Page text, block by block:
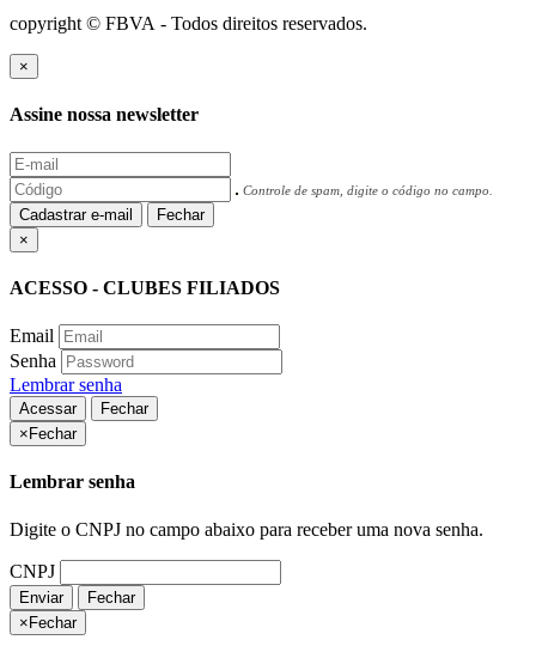
copyright © FBVA - Todos direitos reservados.
×
Assine nossa newsletter
Controle de spam, digite o código no campo.
Cadastrar e-mail
Fechar
×
ACESSO - CLUBES FILIADOS
Email
Senha
Lembrar senha
Acessar
Fechar
× Fechar
Lembrar senha
Digite o CNPJ no campo abaixo para receber uma nova senha.
CNPJ
Enviar
Fechar
×Fechar